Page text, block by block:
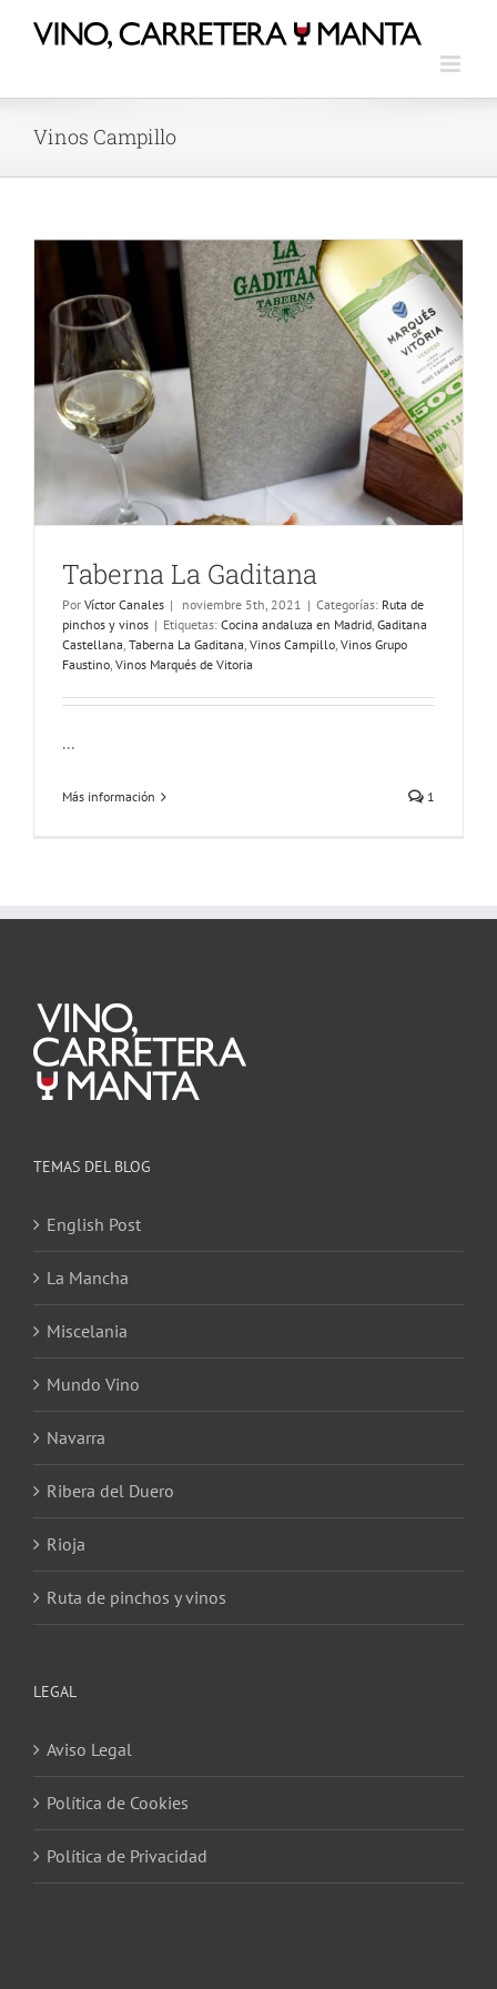
Vinos Campillo
Taberna La Gaditana
Por Víctor Canales | noviembre 5th, 2021 | Categorías: Ruta de
pinchos y vinos | Etiquetas: Cocina andaluza en Madrid, Gaditana
Castellana, Taberna La Gaditana, Vinos Campillo, Vinos Grupo
Faustino, Vinos Marqués de Vitoria
...
Más información 1
TEMAS DEL BLOG
English Post
La Mancha
Miscelania
Mundo Vino
Navarra
Ribera del Duero
Rioja
Ruta de pinchos y vinos
LEGAL
Aviso Legal
Política de Cookies
Política de Privacidad